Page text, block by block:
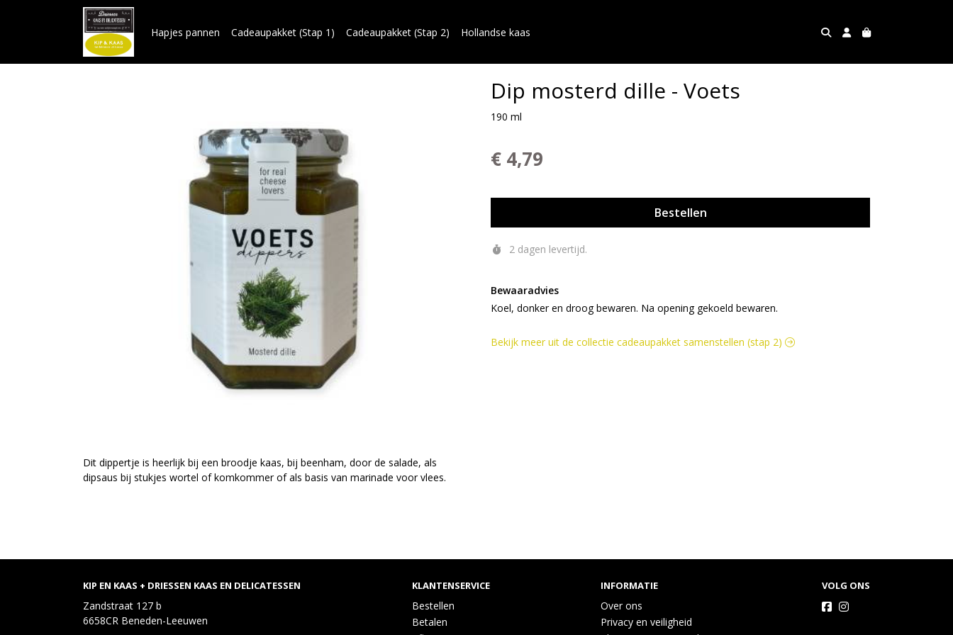
Hapjes pannen Cadeaupakket (Stap 1) Cadeaupakket (Stap 2) Hollandse kaas
Dit dippertje is heerlijk bij een broodje kaas, bij beenham, door de salade, als
dipsaus bij stukjes wortel of komkommer of als basis van marinade voor vlees.
Dip mosterd dille - Voets
190 ml
€ 4,79
Bestellen
2 dagen levertijd.
Bewaaradvies
Koel, donker en droog bewaren. Na opening gekoeld bewaren.
Bekijk meer uit de collectie cadeaupakket samenstellen (stap 2)
KIP EN KAAS + DRIESSEN KAAS EN DELICATESSEN
Zandstraat 127 b
6658CR Beneden-Leeuwen
KLANTENSERVICE
Bestellen
Betalen
INFORMATIE
Over ons
Privacy en veiligheid
VOLG ONS